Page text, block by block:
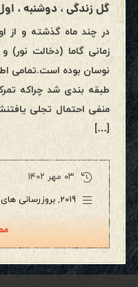
گل زندگی ، دوشنبه ، اول
در چند ماه گذشته و از
زمانی گاما (دخالت نور)
نوسان بوده است.تمامی
طبقه بندی شد چراکه
منفی احتمال تجلی
[…]
۰۳ مهر ۱۴۰۲
2019
, بروزرسانی های